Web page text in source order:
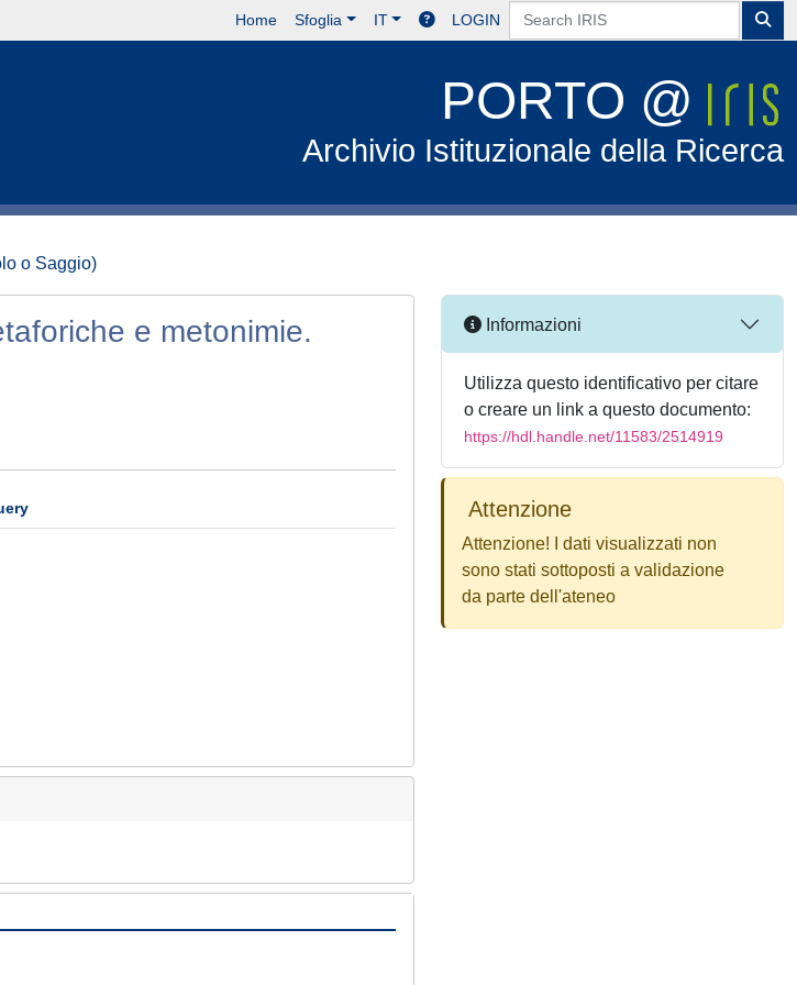
Home Sfoglia IT LOGIN
PORTO @
Archivio Istituzionale della Ricerca
o Saggio)
e metonimie.
Informazioni
Utilizza questo identificativo per citare
o creare un link a questo documento:
https://hdl.handle.net/11583/2514919
Attenzione
Attenzione! I dati visualizzati non
sono stati sottoposti a validazione
da parte dell'ateneo